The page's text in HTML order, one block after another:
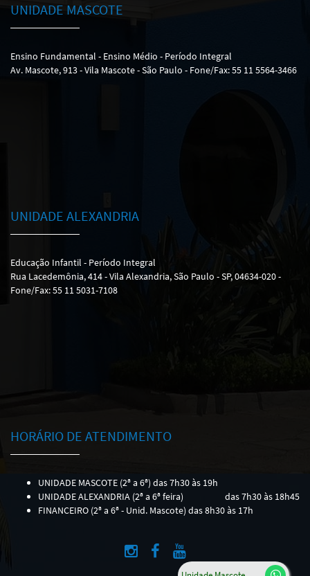
UNIDADE MASCOTE
Ensino Fundamental - Ensino Médio - Período Integral
Av. Mascote, 913 - Vila Mascote - São Paulo - Fone/Fax: 55 11 5564-3466
UNIDADE ALEXANDRIA
Educação Infantil - Período Integral
Rua Lacedemônia, 414 - Vila Alexandria, São Paulo - SP, 04634-020 -
Fone/Fax: 55 11 5031-7108
HORÁRIO DE ATENDIMENTO
UNIDADE MASCOTE (2ª a 6ª) das 7h30 às 19h
UNIDADE ALEXANDRIA (2ª a 6ª feira)
das 7h30 às 18h45
FINANCEIRO (2ª a 6ª - Unid. Mascote) das 8h30 às 17h